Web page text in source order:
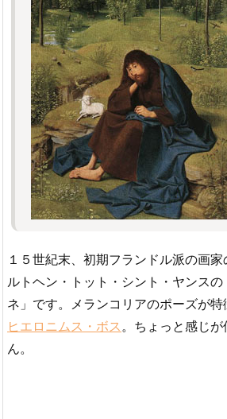
１５世紀末、初期フランドル派の画
ルトヘン・トット・シント・ヤンス
ネ」です。メランコリアのポーズが
ヒエロニムス・ボス 。ちょっと感じ
ん。